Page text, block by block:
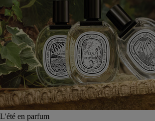
L'été en parfum